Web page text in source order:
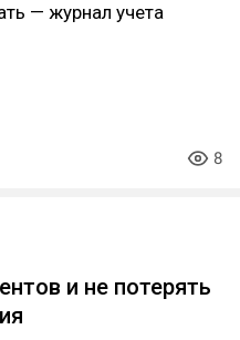
— журнал учета
8
и не потерять